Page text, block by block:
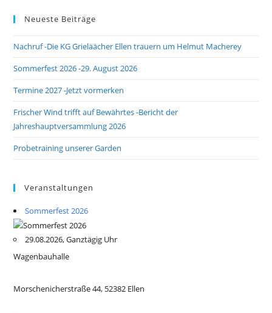
Neueste Beiträge
Nachruf -Die KG Grieläächer Ellen trauern um Helmut Macherey
Sommerfest 2026 -29. August 2026
Termine 2027 -Jetzt vormerken
Frischer Wind trifft auf Bewährtes -Bericht der
Jahreshauptversammlung 2026
Probetraining unserer Garden
Veranstaltungen
Sommerfest 2026
29.08.2026, Ganztägig Uhr
Wagenbauhalle
Morschenicherstraße 44, 52382 Ellen